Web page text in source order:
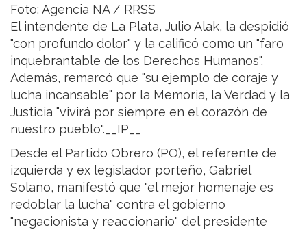
Foto: Agencia NA / RRSS
El intendente de La Plata, Julio Alak, la despidió
"con profundo dolor" y la calificó como un "faro
inquebrantable de los Derechos Humanos".
Además, remarcó que "su ejemplo de coraje y
lucha incansable" por la Memoria, la Verdad y la
Justicia "vivirá por siempre en el corazón de
nuestro pueblo".__IP__
Desde el Partido Obrero (PO), el referente de
izquierda y ex legislador porteño, Gabriel
Solano, manifestó que "el mejor homenaje es
redoblar la lucha" contra el gobierno
"negacionista y reaccionario" del presidente